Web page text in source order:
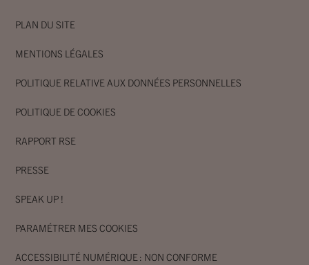
PLAN DU SITE
MENTIONS LÉGALES
POLITIQUE RELATIVE AUX DONNÉES PERSONNELLES
POLITIQUE DE COOKIES
RAPPORT RSE
PRESSE
SPEAK UP !
PARAMÉTRER MES COOKIES
ACCESSIBILITÉ NUMÉRIQUE : NON CONFORME